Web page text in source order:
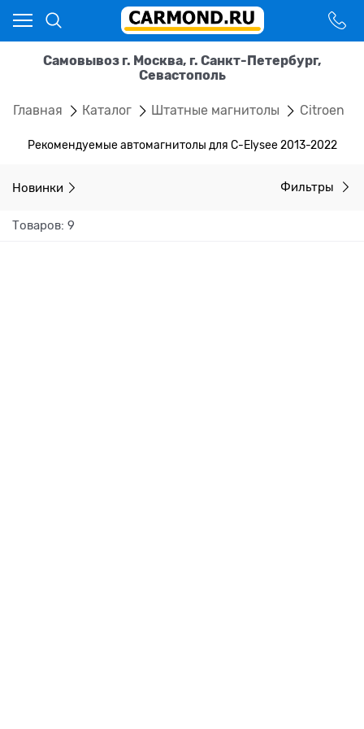
Самовывоз г. Москва, г. Санкт-Петербург,
Севастополь
Главная Каталог Штатные магнитолы Citroen
Рекомендуемые автомагнитолы для C-Elysee 2013-2022
Новинки Фильтры
Товаров: 9